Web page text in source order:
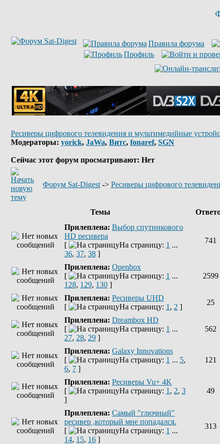
Правила форума
Профиль
Ресиверы цифрового телевидения и мультимедийные
Модераторы: yorick, JaWa, Витс, fonaref, SGN
Сейчас этот форум просматривают: Нет
Форум Sat-Digest -> Ресиверы цифрового
Темы
Прилеплена: Выбор спутникового
HD ресивера
[
На страницу: 1 ...
36, 37, 38 ]
741
Прилеплена: Openbox
[
На страницу: 1 ...
128, 129, 130 ]
2599
Прилеплена: Ресиверы UHD
[
На страницу: 1 , 2 ]
25
Прилеплена: Dreambox HD
[
На страницу: 1 ...
27, 28, 29 ]
562
Прилеплена: Galaxy Innovations
[
На страницу: 1 ... 5,
6, 7 ]
121
Прилеплена: Ресиверы Vu+ 4K
[
На страницу: 1 , 2, 3
]
49
Прилеплена: Самый "глючный"
ресивер ,который мне попадался.
[
На страницу: 1 ...
14, 15, 16 ]
313